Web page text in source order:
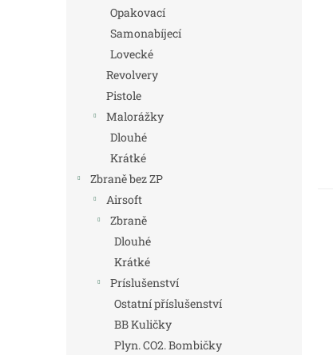
Opakovací
Samonabíjecí
Lovecké
Revolvery
Pistole
Malorážky
Dlouhé
Krátké
Zbraně bez ZP
Airsoft
Zbraně
Dlouhé
Krátké
Príslušenství
Ostatní příslušenství
BB Kuličky
Plyn. CO2. Bombičky